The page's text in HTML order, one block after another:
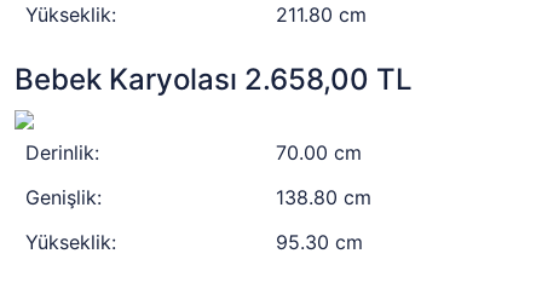
Yükseklik:
211.80 cm
Bebek Karyolası 2.658,00 TL
Derinlik:
70.00 cm
Genişlik:
138.80 cm
Yükseklik:
95.30 cm